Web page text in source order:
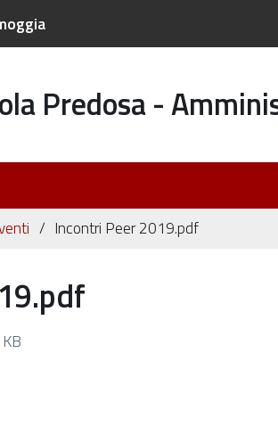
Predosa -
Incontri Peer 2019.pdf